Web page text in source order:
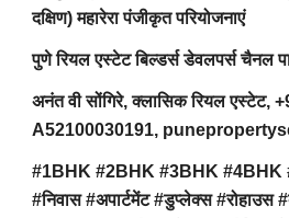
दक्षिण) महारेरा पंजीकृत परियोजनाएं
पुणे रियल एस्टेट बिल्डर्स डेवलपर्स चैनल
अनंत वी सोंगिरे, क्लासिक रियल एस्टेट,
A52100030191,
#1BHK #2BHK #3BHK #4BHK
#निवास #अपार्टमेंट #डुप्लेक्स